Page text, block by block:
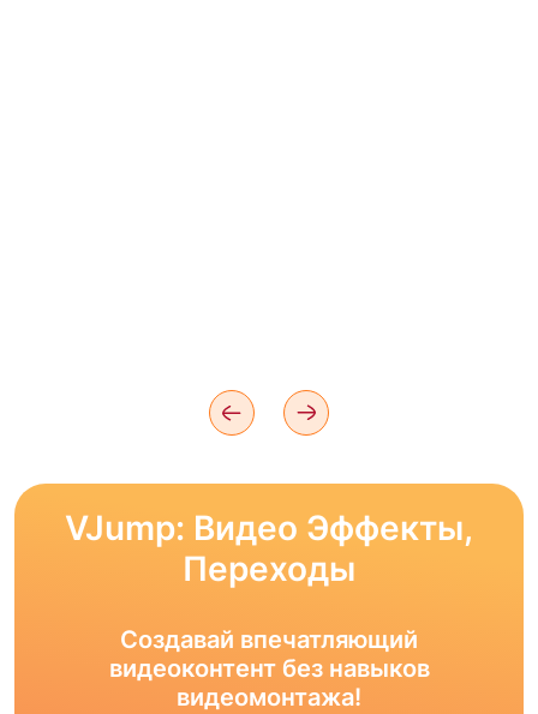
VJump: Видео Эффекты,
Переходы
Создавай впечатляющий
видеоконтент без навыков
видеомонтажа!